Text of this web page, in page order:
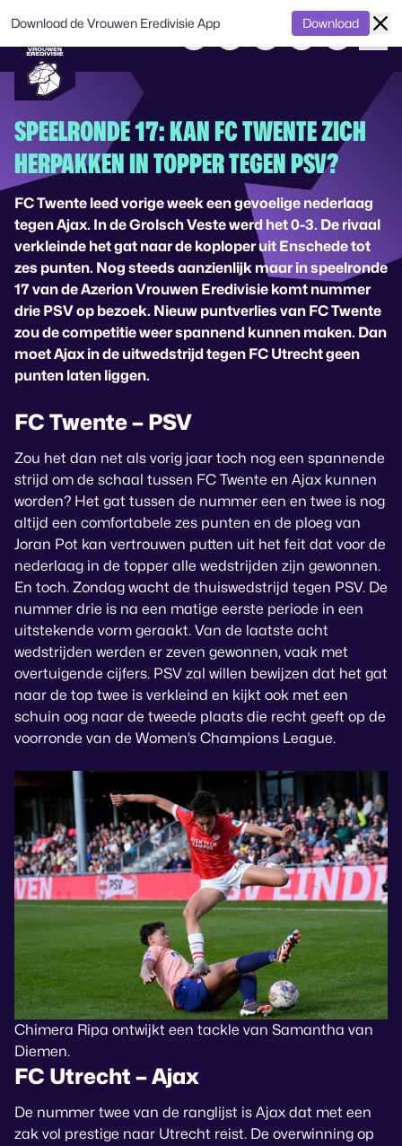
SPEELRONDE 17: KAN FC TWENTE ZICH
HERPAKKEN IN TOPPER TEGEN PSV?
FC Twente leed vorige week een gevoelige nederlaag
tegen Ajax. In de Grolsch Veste werd het 0-3. De rivaal
verkleinde het gat naar de koploper uit Enschede tot
zes punten. Nog steeds aanzienlijk maar in speelronde
17 van de Azerion Vrouwen Eredivisie komt nummer
drie PSV op bezoek. Nieuw puntverlies van FC Twente
zou de competitie weer spannend kunnen maken. Dan
moet Ajax in de uitwedstrijd tegen FC Utrecht geen
punten laten liggen.
FC Twente – PSV
Zou het dan net als vorig jaar toch nog een spannende
strijd om de schaal tussen FC Twente en Ajax kunnen
worden? Het gat tussen de nummer een en twee is nog
altijd een comfortabele zes punten en de ploeg van
Joran Pot kan vertrouwen putten uit het feit dat voor de
nederlaag in de topper alle wedstrijden zijn gewonnen.
En toch. Zondag wacht de thuiswedstrijd tegen PSV. De
nummer drie is na een matige eerste periode in een
uitstekende vorm geraakt. Van de laatste acht
wedstrijden werden er zeven gewonnen, vaak met
overtuigende cijfers. PSV zal willen bewijzen dat het gat
naar de top twee is verkleind en kijkt ook met een
schuin oog naar de tweede plaats die recht geeft op de
voorronde van de Women’s Champions League.
Chimera Ripa ontwijkt een tackle van Samantha van
Diemen.
FC Utrecht – Ajax
De nummer twee van de ranglijst is Ajax dat met een
zak vol prestige naar Utrecht reist. De overwinning op
Download de Vrouwen Eredivisie App Download